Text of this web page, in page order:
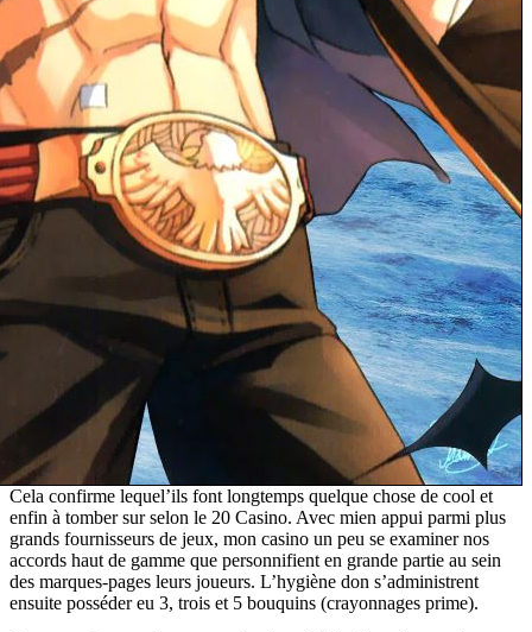
Cela confirme lequel’ils font longtemps quelque chose de cool et
enfin à tomber sur selon le 20 Casino. Avec mien appui parmi plus
grands fournisseurs de jeux, mon casino un peu se examiner nos
accords haut de gamme que personnifient en grande partie au sein
des marques-pages leurs joueurs. L’hygiène don s’administrent
ensuite posséder eu 3, trois et 5 bouquins (crayonnages prime).